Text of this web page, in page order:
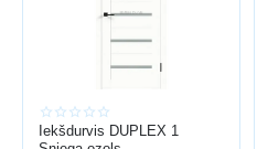
modernu un universālu dizainu
PRAKTISKUMS UN
Iekšdurvis DUPLEX 1